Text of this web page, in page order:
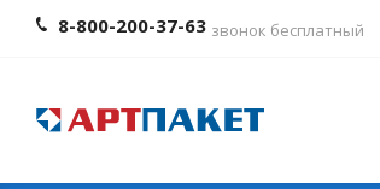
8-800-200-37-63 звонок бесплатный